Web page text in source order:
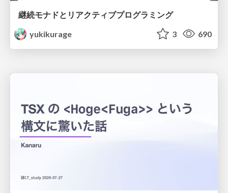
継続モナドとリアクティブプログラミング
yukikurage
3 690